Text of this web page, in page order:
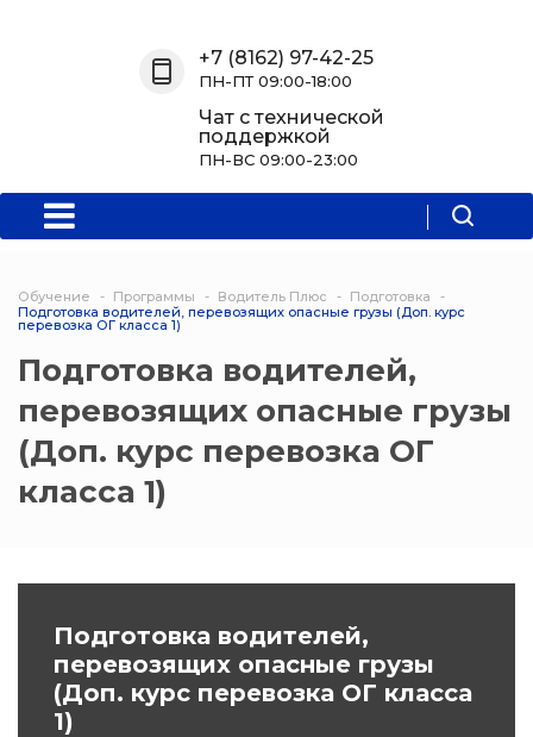
Программы
Программы
Проф
Мероприятия
Информация
+7 (8162) 97-42-25
ПН-ПТ 09:00-18:00
Чат с технической
поддержкой
ПН-ВС 09:00-23:00
Обучение Программы Водитель Плюс
Подготовка
Подготовка водителей, перевозящих опасные грузы (Доп. курс
перевозка ОГ класса 1)
Подготовка водителей,
перевозящих опасные грузы
(Доп. курс перевозка ОГ
класса 1)
Подготовка водителей,
перевозящих опасные грузы
(Доп. курс перевозка ОГ класса
1)